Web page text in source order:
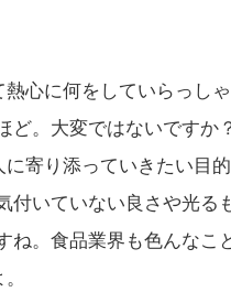
心に何をしていらっし
ど。大変ではないです
寄り添っていきたい目
付いていない良さや光
ね。食品業界も色んなこ